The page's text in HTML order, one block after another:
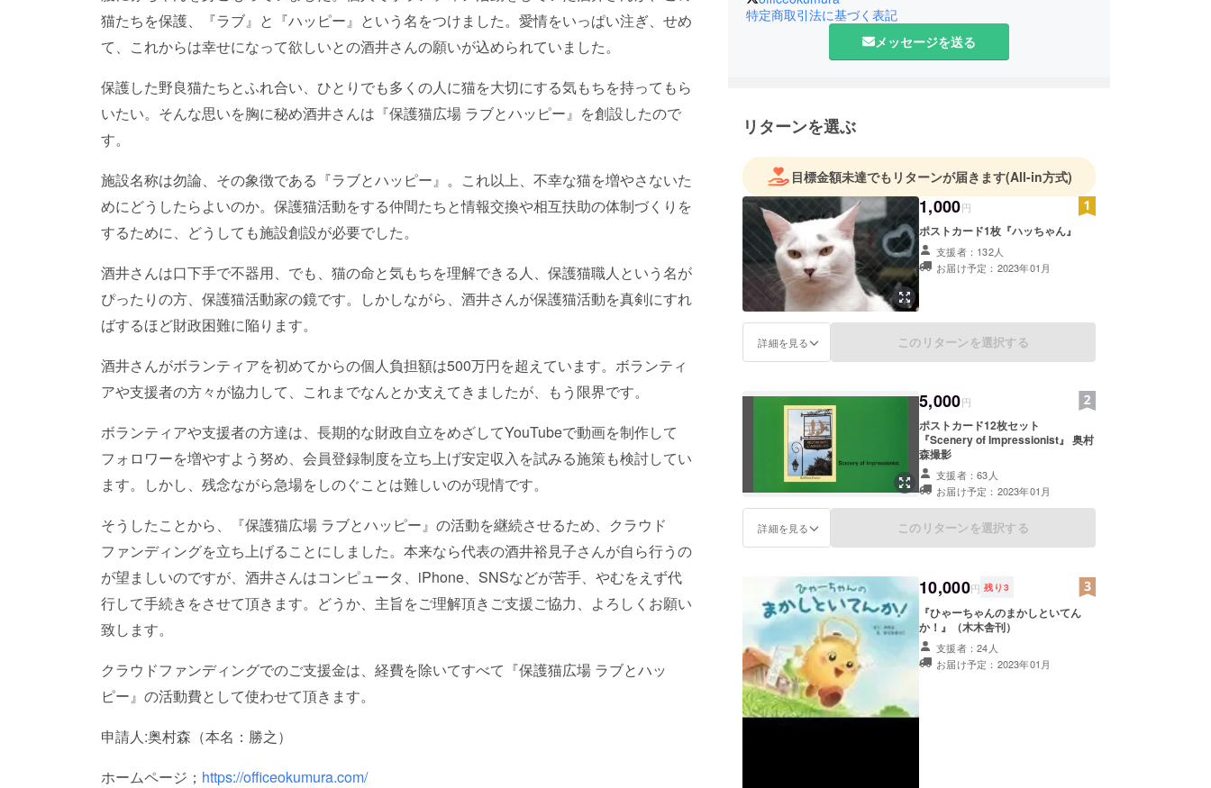
猫たちを保護、『ラブ』と『ハッピー』という名をつけました。愛情をいっぱい注ぎ、せめ
て、これからは幸せになって欲しいとの酒井さんの願いが込められていました。
保護した野良猫たちとふれ合い、ひとりでも多くの人に猫を大切にする気もちを持ってもら
いたい。そんな思いを胸に秘め酒井さんは『保護猫広場 ラブとハッピー』を創設したので
す。
施設名称は勿論、その象徴である『ラブとハッピー』。これ以上、不幸な猫を増やさないた
めにどうしたらよいのか。保護猫活動をする仲間たちと情報交換や相互扶助の体制づくりを
するために、どうしても施設創設が必要でした。
酒井さんは口下手で不器用、でも、猫の命と気もちを理解できる人、保護猫職人という名が
ぴったりの方、保護猫活動家の鏡です。しかしながら、酒井さんが保護猫活動を真剣にすれ
ばするほど財政困難に陥ります。
酒井さんがボランティアを初めてからの個人負担額は500万円を超えています。ボランティ
アや支援者の方々が協力して、これまでなんとか支えてきましたが、もう限界です。
ボランティアや支援者の方達は、長期的な財政自立をめざしてYouTubeで動画を制作して
フォロワーを増やすよう努め、会員登録制度を立ち上げ安定収入を試みる施策も検討してい
ます。しかし、残念ながら急場をしのぐことは難しいのが現情です。
そうしたことから、『保護猫広場 ラブとハッピー』の活動を継続させるため、クラウド
ファンディングを立ち上げることにしました。本来なら代表の酒井裕見子さんが自ら行うの
が望ましいのですが、酒井さんはコンピュータ、iPhone、SNSなどが苦手、やむをえず代
行して手続きをさせて頂きます。どうか、主旨をご理解頂きご支援ご協力、よろしくお願い
致します。
クラウドファンディングでのご支援金は、経費を除いてすべて『保護猫広場 ラブとハッ
ピー』の活動費として使わせて頂きます。
申請人:奥村森（本名：勝之）
ホームページ； https://officeokumura.com/
特定商取引法に基づく表記
メッセージを送る
リターンを選ぶ
目標金額未達でもリターンが届きます(All-in方式)
1,000円
ポストカード1枚『ハッちゃん』
支援者：132人
お届け予定：2023年01月
詳細を見る このリターンを選択する
5,000円
ポストカード12枚セット
『Scenery of Impressionist』 奥村
森撮影
支援者：63人
お届け予定：2023年01月
詳細を見る このリターンを選択する
10,000円 残り 3
『ひゃーちゃんのまかしといてん
か！』（木木舎刊）
支援者：24人
お届け予定：2023年01月